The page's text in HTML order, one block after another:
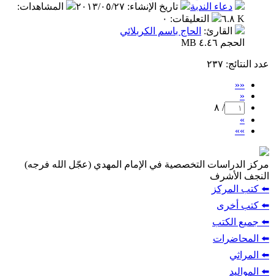
دعاء الندبة
تاريخ الإنشاء: ٢٠١٣/٠٥/٢٧ المشاهدات:
٦.٨ K
التعليقات: ٠
القارئ: الحاج باسم الكربلائي
الحجم ٤.٤٦ MB
عدد النتائج: ٢٣٧
««
«
/ ٨
»
»»
مركز الدراسات التخصصية في الإمام المهدي (عجّل الله فرجه)
النجف الأشرف
⬅️ كتب المركز
⬅️ كتب أخرى
⬅️ جميع الكتب
⬅️ المحاضرات
⬅️ المراثي
⬅️ المواليد